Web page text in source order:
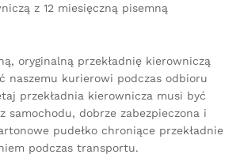
z 12 miesięczną pisemną
oryginalną przekładnię kierowniczą
naszemu kurierowi podczas odbioru
przekładnia kierownicza musi być
samochodu, dobrze zabezpieczona i
pudełko chroniące przekładnie
podczas transportu.